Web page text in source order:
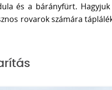
és a bárányfürt.
rovarok számára